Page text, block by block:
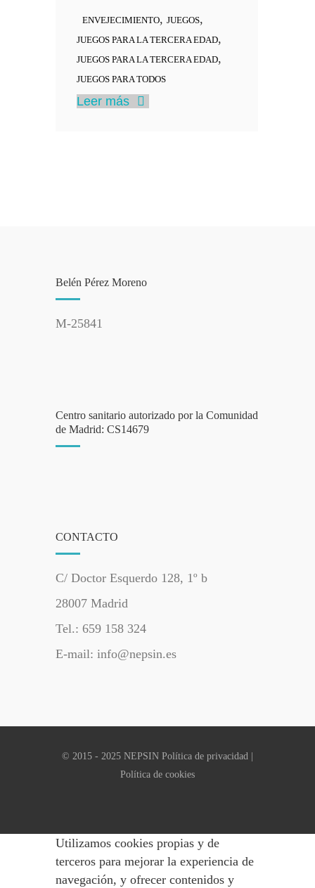
ENVEJECIMIENTO, JUEGOS,
JUEGOS PARA LA TERCERA EDAD,
JUEGOS PARA LA TERCERA EDAD,
JUEGOS PARA TODOS
Leer más
Belén Pérez Moreno
M-25841
Centro sanitario autorizado por la Comunidad
de Madrid: CS14679
CONTACTO
C/ Doctor Esquerdo 128, 1º b
28007 Madrid
Tel.: 659 158 324
E-mail: info@nepsin.es
© 2015 - 2025 NEPSIN Política de privacidad
Política de cookies
Utilizamos cookies propias y de
terceros para mejorar la experiencia de
navegación, y ofrecer contenidos y